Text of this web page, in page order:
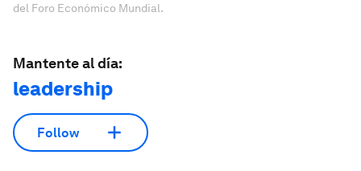
del Foro Económico Mundial.
Mantente al día:
leadership
Follow